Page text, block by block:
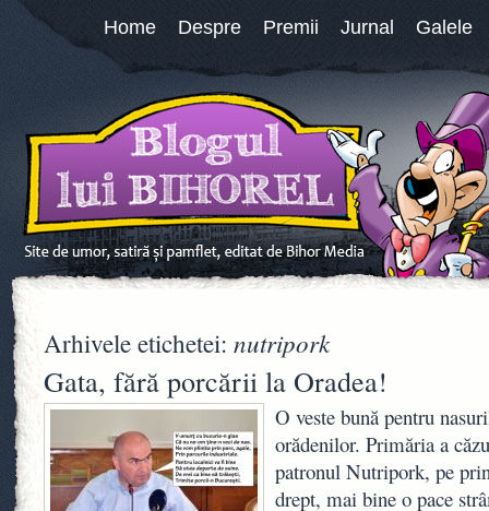
Home Despre Premii Jurnal Galele
Arhivele etichetei: nutripork
Gata, fără porcării la Oradea!
O veste bună pentru
orădenilor. Primăria a
patronul Nutripork, pe
drept, mai bine o pace